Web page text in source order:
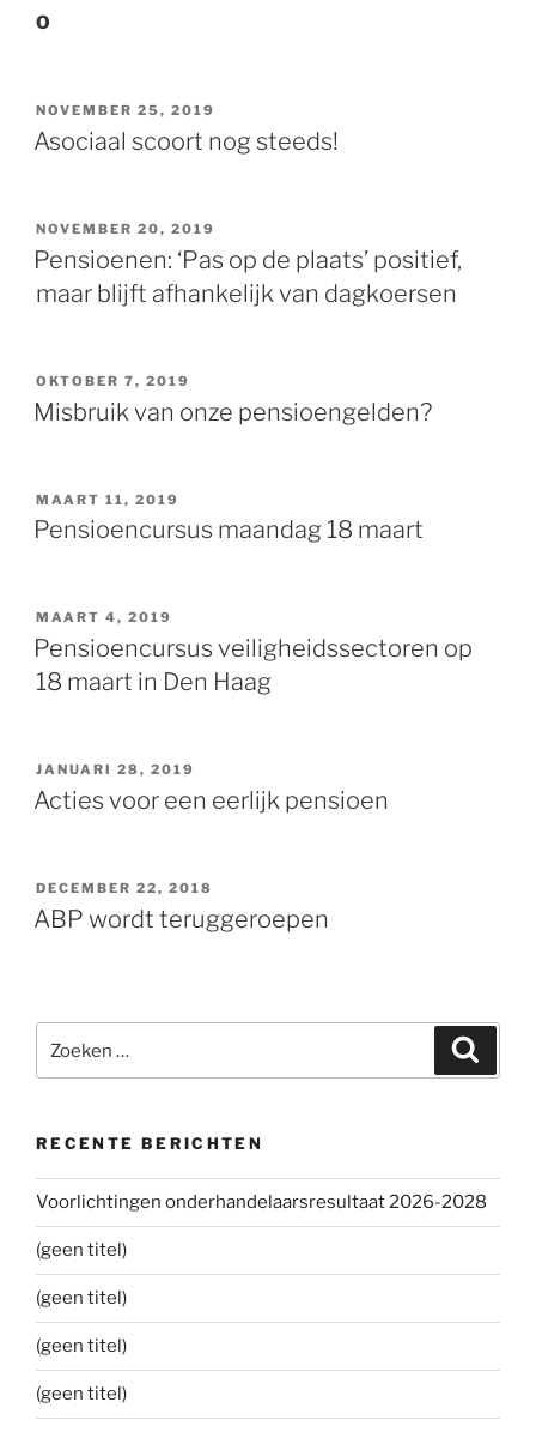
O
GEPLAATST
OP
NOVEMBER 25, 2019
Asociaal scoort nog steeds!
GEPLAATST
OP
NOVEMBER 20, 2019
Pensioenen: ‘Pas op de plaats’ positief,
maar blijft afhankelijk van dagkoersen
GEPLAATST
OP
OKTOBER 7, 2019
Misbruik van onze pensioengelden?
GEPLAATST
OP
MAART 11, 2019
Pensioencursus maandag 18 maart
GEPLAATST
OP
MAART 4, 2019
Pensioencursus veiligheidssectoren op
18 maart in Den Haag
GEPLAATST
OP
JANUARI 28, 2019
Acties voor een eerlijk pensioen
GEPLAATST
OP
DECEMBER 22, 2018
ABP wordt teruggeroepen
naar:
RECENTE BERICHTEN
Voorlichtingen onderhandelaarsresultaat 2026-2028
(geen titel)
(geen titel)
(geen titel)
(geen titel)